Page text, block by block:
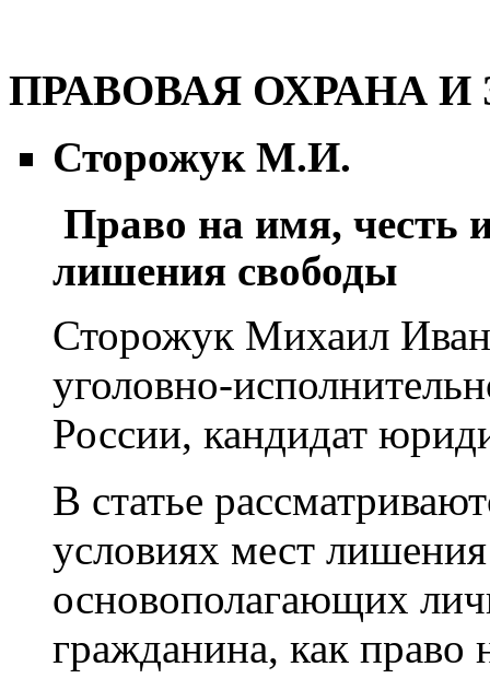
ПРАВОВАЯ ОХРАНА
Сторожук М.И.
Право на имя, честь
лишения свободы
Сторожук Михаил
уголовно-
России, кандидат
В статье
условиях мест
основополагающих
гражданина, как право